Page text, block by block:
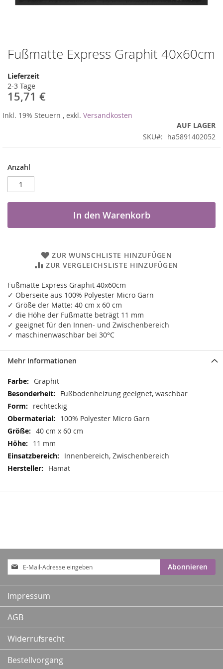
Fußmatte Express Graphit 40x60cm
Lieferzeit
2-3 Tage
15,71 €
Inkl. 19% Steuern , exkl. Versandkosten
AUF LAGER
SKU
ha5891402052
Anzahl
In den Warenkorb
ZUR WUNSCHLISTE HINZUFÜGEN
ZUR VERGLEICHSLISTE HINZUFÜGEN
Fußmatte Express Graphit 40x60cm
✓ Oberseite aus 100% Polyester Micro Garn
✓ Größe der Matte: 40 cm x 60 cm
✓ die Höhe der Fußmatte beträgt 11 mm
✓ geeignet für den Innen- und Zwischenbereich
✓ maschinenwaschbar bei 30°C
Zum
Anfang
der
Bildergalerie
springen
Mehr Informationen
Mehr
Informationen
Graphit
Fußbodenheizung geeignet, waschbar
rechteckig
100% Polyester Micro Garn
40 cm x 60 cm
11 mm
Innenbereich, Zwischenbereich
Hamat
Anmeldung
zum
Newsletter:
Abonnieren
Impressum
AGB
Widerrufsrecht
Bestellvorgang